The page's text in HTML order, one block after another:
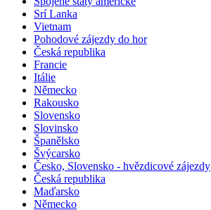
Srí Lanka
Vietnam
Pohodové zájezdy do hor
Česká republika
Francie
Itálie
Německo
Rakousko
Slovensko
Slovinsko
Španělsko
Švýcarsko
Česko, Slovensko - hvězdicové zájezdy
Česká republika
Maďarsko
Německo